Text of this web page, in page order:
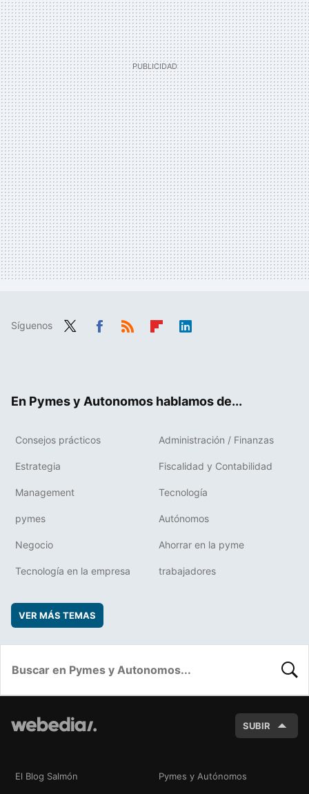
Síguenos
En Pymes y Autonomos hablamos de...
Consejos prácticos Administración / Finanzas
Estrategia Fiscalidad y Contabilidad
Management Tecnología
pymes Autónomos
Negocio Ahorrar en la pyme
Tecnología en la empresa trabajadores
VER MÁS TEMAS
SUBIR
El Blog Salmón Pymes y Autónomos